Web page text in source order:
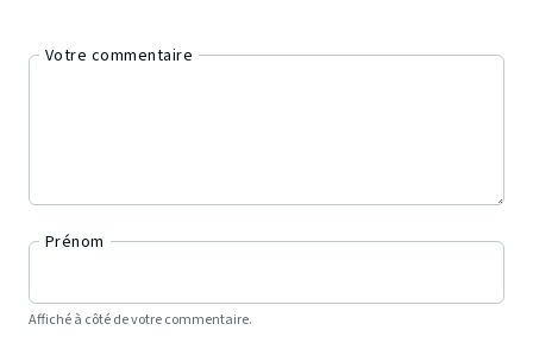
Votre commentaire
Prénom
Affiché à côté de votre commentaire.